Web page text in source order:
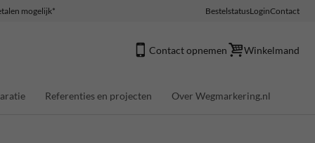
mogelijk* BestelstatusLoginContact
Contact opnemen Winkelmand
Referenties en projecten Over Wegmarkering.nl